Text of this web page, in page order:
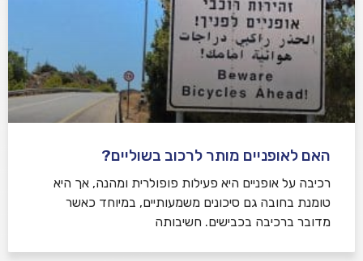
האם לאופניים מותר לרכוב בשוליים?
רכיבה על אופניים היא פעילות פופולרית ומהנה, אך היא
טומנת בחובה גם סיכונים משמעותיים, במיוחד כאשר
מדובר ברכיבה בכבישים. חשיבותה